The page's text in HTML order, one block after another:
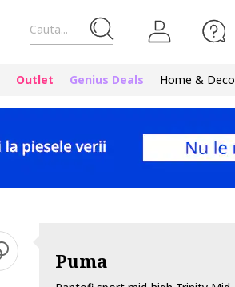
Cauta...
Outlet Genius Deals Home & Deco
Puma